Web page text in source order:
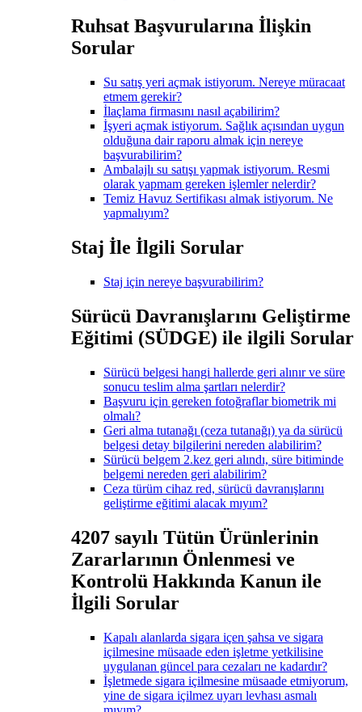
Ruhsat Başvurularına İlişkin
Sorular
Su satış yeri açmak istiyorum. Nereye müracaat
etmem gerekir?
İlaçlama firmasını nasıl açabilirim?
İşyeri açmak istiyorum. Sağlık açısından uygun
olduğuna dair raporu almak için nereye
başvurabilirim?
Ambalajlı su satışı yapmak istiyorum. Resmi
olarak yapmam gereken işlemler nelerdir?
Temiz Havuz Sertifikası almak istiyorum. Ne
yapmalıyım?
Staj İle İlgili Sorular
Staj için nereye başvurabilirim?
Sürücü Davranışlarını Geliştirme
Eğitimi (SÜDGE) ile ilgili Sorular
Sürücü belgesi hangi hallerde geri alınır ve süre
sonucu teslim alma şartları nelerdir?
Başvuru için gereken fotoğraflar biometrik mi
olmalı?
Geri alma tutanağı (ceza tutanağı) ya da sürücü
belgesi detay bilgilerini nereden alabilirim?
Sürücü belgem 2.kez geri alındı, süre bitiminde
belgemi nereden geri alabilirim?
Ceza türüm cihaz red, sürücü davranışlarını
geliştirme eğitimi alacak mıyım?
4207 sayılı Tütün Ürünlerinin
Zararlarının Önlenmesi ve
Kontrolü Hakkında Kanun ile
İlgili Sorular
Kapalı alanlarda sigara içen şahsa ve sigara
içilmesine müsaade eden işletme yetkilisine
uygulanan güncel para cezaları ne kadardır?
İşletmede sigara içilmesine müsaade etmiyorum,
yine de sigara içilmez uyarı levhası asmalı